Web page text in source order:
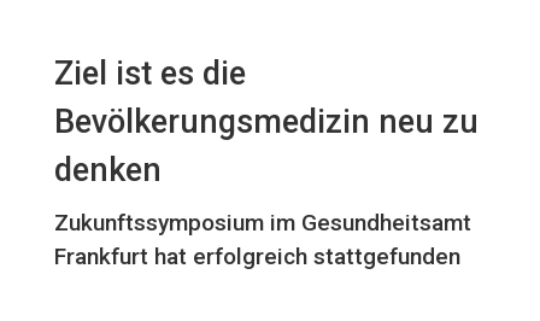
Ziel ist es die
Bevölkerungsmedizin neu zu
denken
Zukunftssymposium im Gesundheitsamt
Frankfurt hat erfolgreich stattgefunden